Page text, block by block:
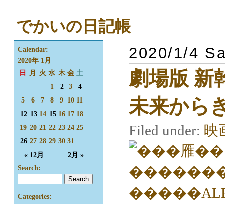
でかいの日記帳
2020/1/4
劇場版 新
未来から
Filed under: 映
Calendar:
2020年 1月
日
月 火 水 木 金 土
« 12月 2月 »
1 2 3
4
5
6 7 8 9 10 11
12 13 14 15 16 17 18
19 20 21 22 23 24 25
26 27 28 29 30 31
Search:
Categories: